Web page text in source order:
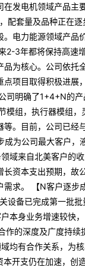
发电机领域产品
套量及品种正在
电力能源领域产
3年都将保持高速
为核心。公司依
项目取得积极进展
司明确了1+4+N的
组，执行器模组
。目前，公司已
为公司最大客户
来自北美客户的
资本支出预期，
求。 【N客户逐步
备已完成第一批
本身业务增速较快
的深度及广度持
均有合作关系，为
开支仍在加速，创